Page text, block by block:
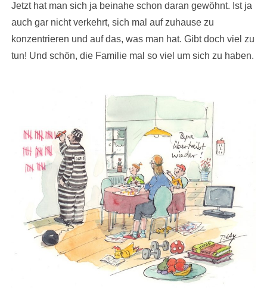
Jetzt hat man sich ja beinahe schon daran gewöhnt. Ist ja
auch gar nicht verkehrt, sich mal auf zuhause zu
konzentrieren und auf das, was man hat. Gibt doch viel zu
tun! Und schön, die Familie mal so viel um sich zu haben.